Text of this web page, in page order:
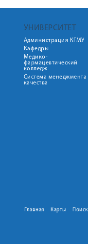
УНИВЕРСИТЕТ
Администрация КГМУ
Кафедры
Медико-
фармацевтический
колледж
Система менеджмента
качества
Главная Карты Поиск